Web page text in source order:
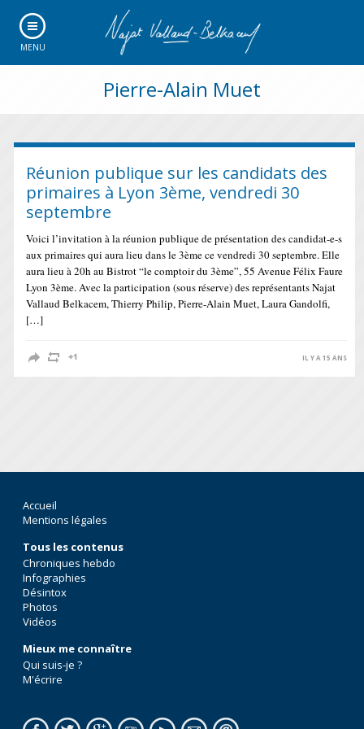
MENU
Pierre-Alain Muet
Réunion publique sur les candidats des
primaires à Lyon 3ème, vendredi 30
septembre
Voici l’invitation à la réunion publique de présentation des candidat-e-s
aux primaires qui aura lieu dans le 3ème ce vendredi 30 septembre. Elle
aura lieu à 20h au Bistrot “le comptoir du 3ème”, 55 Avenue Félix Faure
Lyon 3ème. Avec la participation (sous réserve) des représentants Najat
Vallaud Belkacem, Thierry Philip, Pierre-Alain Muet, Laura Gandolfi,
[…]
IL Y A 15 ANS
Accueil
Mentions légales
Tous les contenus
Chroniques hebdo
Infographies
Désintox
Photos
Vidéos
Mieux me connaître
Qui suis-je ?
M'écrire